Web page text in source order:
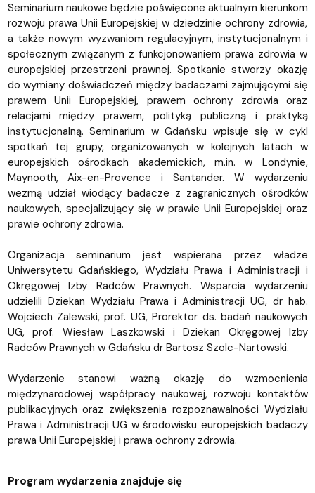
Seminarium naukowe będzie poświęcone aktualnym kierunkom
rozwoju prawa Unii Europejskiej w dziedzinie ochrony zdrowia,
a także nowym wyzwaniom regulacyjnym, instytucjonalnym i
społecznym związanym z funkcjonowaniem prawa zdrowia w
europejskiej przestrzeni prawnej. Spotkanie stworzy okazję
do wymiany doświadczeń między badaczami zajmującymi się
prawem Unii Europejskiej, prawem ochrony zdrowia oraz
relacjami między prawem, polityką publiczną i praktyką
instytucjonalną. Seminarium w Gdańsku wpisuje się w cykl
spotkań tej grupy, organizowanych w kolejnych latach w
europejskich ośrodkach akademickich, m.in. w Londynie,
Maynooth, Aix-en-Provence i Santander. W wydarzeniu
wezmą udział wiodący badacze z zagranicznych ośrodków
naukowych, specjalizujący się w prawie Unii Europejskiej oraz
prawie ochrony zdrowia.
Organizacja seminarium jest wspierana przez władze
Uniwersytetu Gdańskiego, Wydziału Prawa i Administracji i
Okręgowej Izby Radców Prawnych. Wsparcia wydarzeniu
udzielili Dziekan Wydziału Prawa i Administracji UG, dr hab.
Wojciech Zalewski, prof. UG, Prorektor ds. badań naukowych
UG, prof. Wiesław Laszkowski i Dziekan Okręgowej Izby
Radców Prawnych w Gdańsku dr Bartosz Szolc-Nartowski.
Wydarzenie stanowi ważną okazję do wzmocnienia
międzynarodowej współpracy naukowej, rozwoju kontaktów
publikacyjnych oraz zwiększenia rozpoznawalności Wydziału
Prawa i Administracji UG w środowisku europejskich badaczy
prawa Unii Europejskiej i prawa ochrony zdrowia.
Program wydarzenia znajduje się